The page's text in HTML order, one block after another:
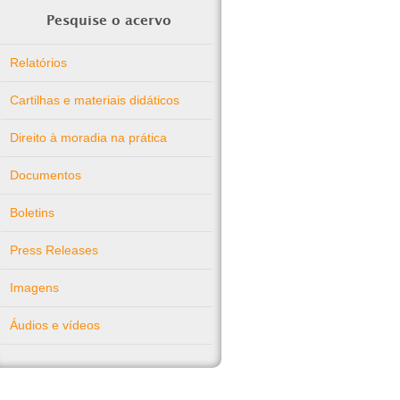
Pesquise o acervo
Relatórios
Cartilhas e materiais didáticos
Direito à moradia na prática
Documentos
Boletins
Press Releases
Imagens
Áudios e vídeos